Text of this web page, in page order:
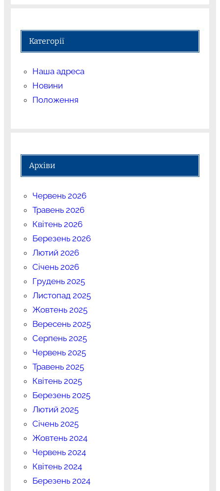
Категорії
Наша адреса
Новини
Положення
Архіви
Червень 2026
Травень 2026
Квітень 2026
Березень 2026
Лютий 2026
Січень 2026
Грудень 2025
Листопад 2025
Жовтень 2025
Вересень 2025
Серпень 2025
Червень 2025
Травень 2025
Квітень 2025
Березень 2025
Лютий 2025
Січень 2025
Жовтень 2024
Червень 2024
Квітень 2024
Березень 2024